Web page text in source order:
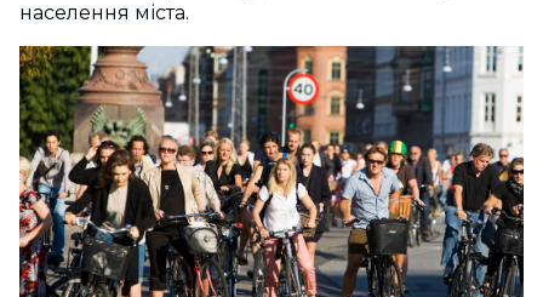
населення міста.